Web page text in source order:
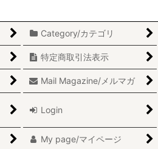
Category/カテゴリ
特定商取引法表示
Mail Magazine/メルマガ
Login
My page/マイページ